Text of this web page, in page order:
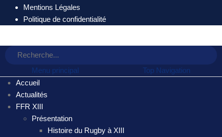
Mentions Légales
Politique de confidentialité
Menu principal
Top Navigation
Accueil
Actualités
FFR XIII
Présentation
Histoire du Rugby à XIII